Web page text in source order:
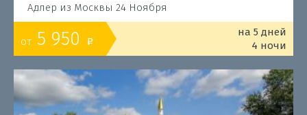
Адлер из Москвы 24 Ноября
от 5 950 o
на 5 дней
4 ночи